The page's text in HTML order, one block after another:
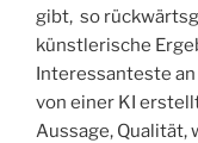
gibt, so
künstlerische
Interessanteste
von einer KI
Aussage, Qualität,